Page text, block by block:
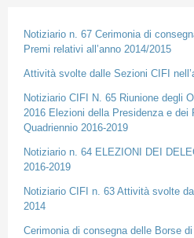
Notiziario n. 67 Cerimonia di
Premi relativi all’anno 2014/2015
Attività svolte dalle Sezioni CIFI
Notiziario CIFI N. 65 Riunione degli
2016 Elezioni della Presidenza e dei
Quadriennio 2016-2019
Notiziario n. 64 ELEZIONI DEI
2016-2019
Notiziario CIFI n. 63 Attività svolte
2014
Cerimonia di consegna delle Borse